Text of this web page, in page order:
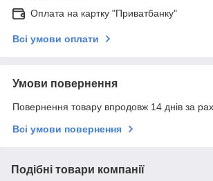
Оплата на картку "Приватбанку"
Всі умови оплати
Умови повернення
Повернення товару впродовж 14 днів за
Всі умови повернення
Подібні товари компанії